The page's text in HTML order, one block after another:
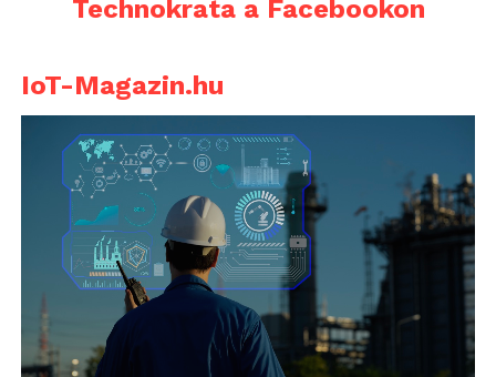
Technokrata a Facebookon
IoT-Magazin.hu